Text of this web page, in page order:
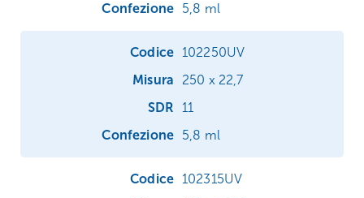
5,8 ml
102250UV
250 x 22,7
11
5,8 ml
102315UV